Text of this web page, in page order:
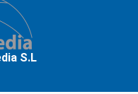
S.L